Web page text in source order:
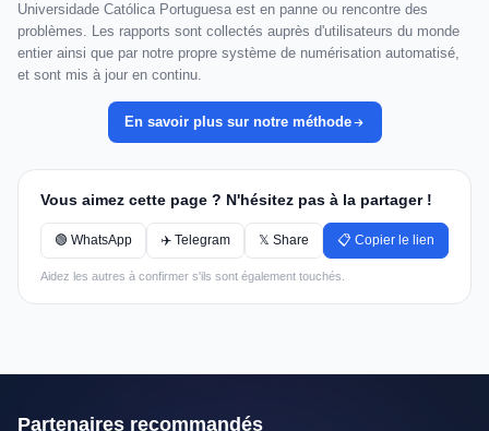
Universidade Católica Portuguesa est en panne ou rencontre des
problèmes. Les rapports sont collectés auprès d'utilisateurs du monde
entier ainsi que par notre propre système de numérisation automatisé,
et sont mis à jour en continu.
En savoir plus sur notre méthode
Vous aimez cette page ? N'hésitez pas à la partager !
🟢 WhatsApp ✈️ Telegram 𝕏 Share 📋 Copier le lien
Aidez les autres à confirmer s'ils sont également touchés.
Partenaires recommandés